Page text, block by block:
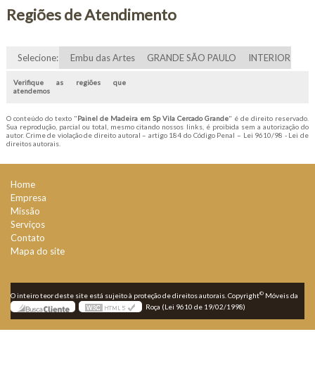
Regiões de Atendimento
Selecione: Embu das Artes GRANDE SÃO PAULO INTERIOR
Verifique as regiões que
atendemos
O conteúdo do texto "Painel de Madeira em Sp Vila Cercado Grande" é de direito reservado.
Sua reprodução, parcial ou total, mesmo citando nossos links, é proibida sem a autorização do
autor. Crime de violação de direito autoral – artigo 184 do Código Penal – Lei 9610/98 - Lei de
direitos autorais.
Home
Empresa
Missão
Serviços
Contato
Mapa do site
O inteiro teor deste site está sujeito à proteção de direitos autorais. Copyright© Móveis da
Roça (Lei 9610 de 19/02/1998)